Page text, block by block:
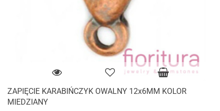
ZAPIĘCIE KARABIŃCZYK OWALNY 12x6MM KOLOR
MIEDZIANY